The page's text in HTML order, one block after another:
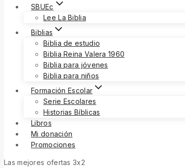
SBUEc
Lee La Biblia
Biblias
Biblia de estudio
Biblia Reina Valera 1960
Biblia para jóvenes
Biblia para niños
Formación Escolar
Serie Escolares
Historias Bíblicas
Libros
Mi donación
Promociones
Las mejores ofertas 3x2